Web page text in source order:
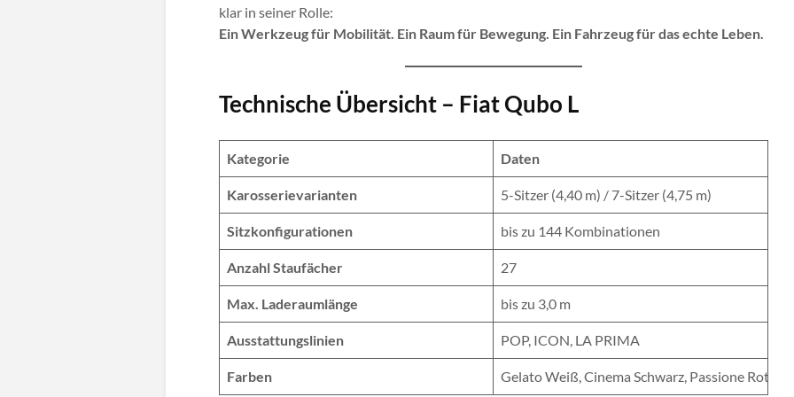
klar in seiner Rolle:
Ein Werkzeug für Mobilität. Ein Raum für Bewegung. Ein Fahrzeug für das echte Leben.
Technische Übersicht – Fiat Qubo L
Kategorie Daten
Karosserievarianten 5-Sitzer (4,40 m) / 7-Sitzer (4,75 m)
Sitzkonfigurationen bis zu 144 Kombinationen
Anzahl Staufächer 27
Max. Laderaumlänge bis zu 3,0 m
Ausstattungslinien POP, ICON, LA PRIMA
Farben Gelato Weiß, Cinema Schwarz, Passione Rot,